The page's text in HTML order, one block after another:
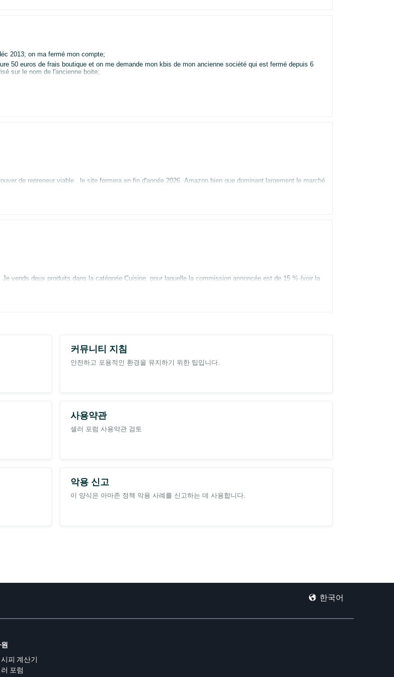
2013; on ma fermé mon compte;
50 euros de frais boutique et on me demande mon kbis de mon ancienne société qui est fermé depuis 6
sur le nom de l'ancienne boite;
, le site fermera en fin d'année 2026, Amazon bien que dominant largement le marché
restera le dernier site non pro, je vous souhaite de bonnes ventes, cordialement, M.
vends deux produits dans la catégorie Cuisine, pour laquelle la commission annoncée est de 15 % (voir la
€ de ventes réalisées en août.
Seller, où les détails sont plus faciles à consulter.
커뮤니티 지침
안전하고 포용적인 환경을 유지하기 위한 팁입니다.
사용약관
셀러 포럼 사용약관 검토
악용 신고
이 양식은 아마존 정책 악용 사례를 신고하는 데 사용합니다.
한국어
피 계산기
포럼